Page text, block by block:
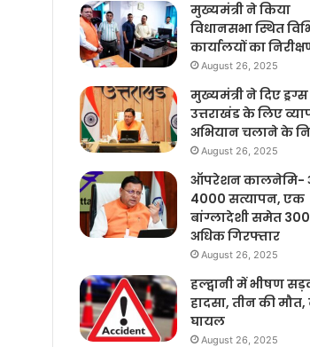
मुख्यमंत्री ने किया
विधानसभा स्थित
कार्यालयों का
August 26, 2025
मुख्यमंत्री ने दिए ड्रग्स
उत्तराखंड के लिए
अभियान चलाने के
August 26, 2025
ऑपरेशन कालनेमि-
4000 सत्यापन, एक
बांग्लादेशी समेत
अधिक गिरफ्तार
August 26, 2025
हल्द्वानी में भीषण
हादसा, तीन की मौत,
घायल
August 26, 2025